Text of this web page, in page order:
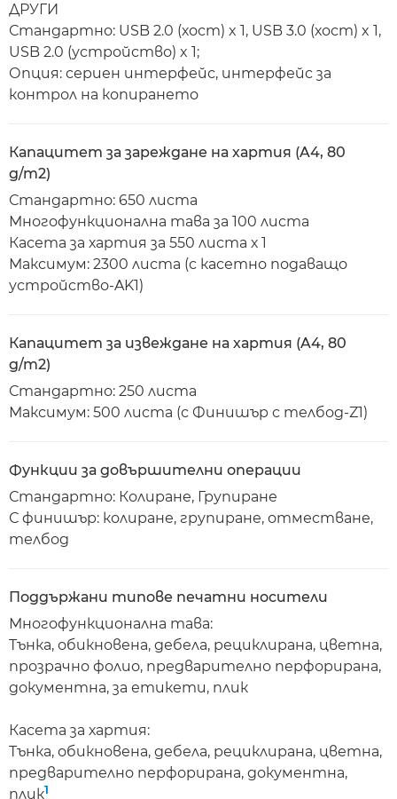
ДРУГИ
Стандартно: USB 2.0 (хост) x 1, USB 3.0 (хост) x 1,
USB 2.0 (устройство) x 1;
Опция: сериен интерфейс, интерфейс за
контрол на копирането
Капацитет за зареждане на хартия (A4, 80
g/m2)
Стандартно: 650 листа
Многофункционална тава за 100 листа
Касета за хартия за 550 листа х 1
Максимум: 2300 листа (с касетно подаващо
устройство-AK1)
Капацитет за извеждане на хартия (A4, 80
g/m2)
Стандартно: 250 листа
Максимум: 500 листа (с Финишър с телбод-Z1)
Функции за довършителни операции
Стандартно: Колиране, Групиране
С финишър: колиране, групиране, отместване,
телбод
Поддържани типове печатни носители
Многофункционална тава:
Тънка, обикновена, дебела, рециклирана, цветна,
прозрачно фолио, предварително перфорирана,
документна, за етикети, плик
Касета за хартия:
Тънка, обикновена, дебела, рециклирана, цветна,
предварително перфорирана, документна,
плик1